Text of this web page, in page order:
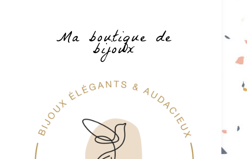
Ma boutique de
bijoux